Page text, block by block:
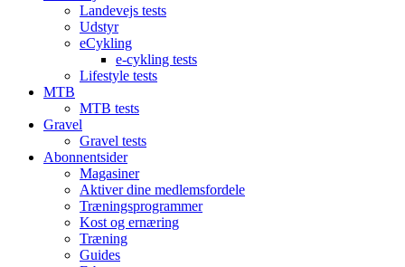
Landevejs tests
Udstyr
eCykling
e-cykling tests
Lifestyle tests
MTB
MTB tests
Gravel
Gravel tests
Abonnentsider
Magasiner
Aktiver dine medlemsfordele
Træningsprogrammer
Kost og ernæring
Træning
Guides